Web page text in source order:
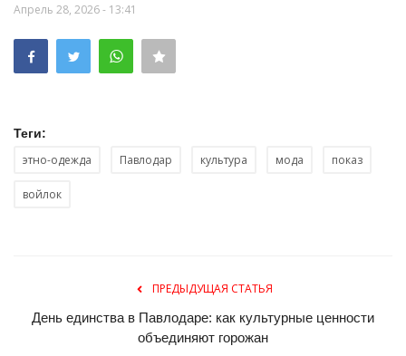
Апрель 28, 2026 - 13:41
Теги:
этно-одежда Павлодар культура мода показ
войлок
ПРЕДЫДУЩАЯ СТАТЬЯ
День единства в Павлодаре: как культурные ценности
объединяют горожан